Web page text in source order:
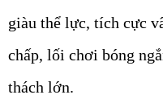
giàu thể lực, tích cực
chấp, lối chơi bóng
thách lớn.